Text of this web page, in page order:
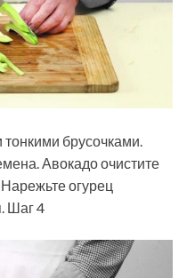
брусочками.
Авокадо очистите
огурец
Шаг 4